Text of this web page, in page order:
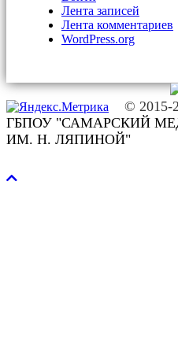
Лента записей
Лента комментариев
WordPress.org
© 2015-
ГБПОУ "САМАРСКИЙ
ИМ. Н. ЛЯПИНОЙ"